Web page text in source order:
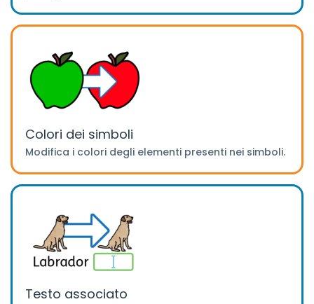
Colori dei simboli
Modifica i colori degli elementi presenti nei simboli.
Testo associato